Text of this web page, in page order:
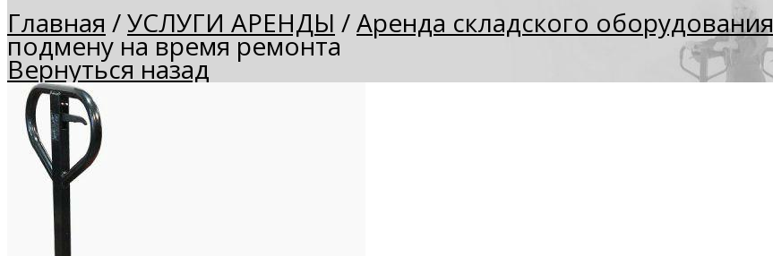
Главная /УСЛУГИ АРЕНДЫ /Аренда складского оборудования
подмену на время ремонта
Вернуться назад